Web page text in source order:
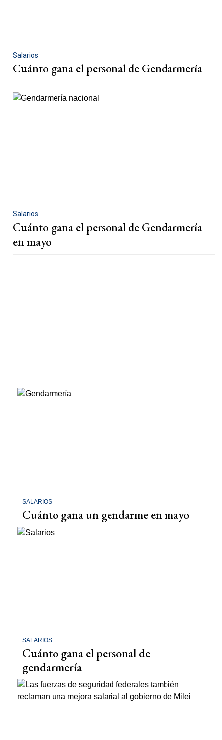
Salarios
Cuánto gana el personal de Gendarmería
Salarios
Cuánto gana el personal de Gendarmería
en mayo
SALARIOS
Cuánto gana un gendarme en mayo
SALARIOS
Cuánto gana el personal de
gendarmería